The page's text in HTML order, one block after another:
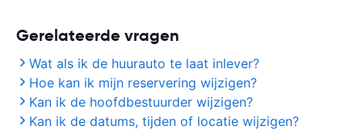
Gerelateerde vragen
Wat als ik de huurauto te laat inlever?
Hoe kan ik mijn reservering wijzigen?
Kan ik de hoofdbestuurder wijzigen?
Kan ik de datums, tijden of locatie wijzigen?